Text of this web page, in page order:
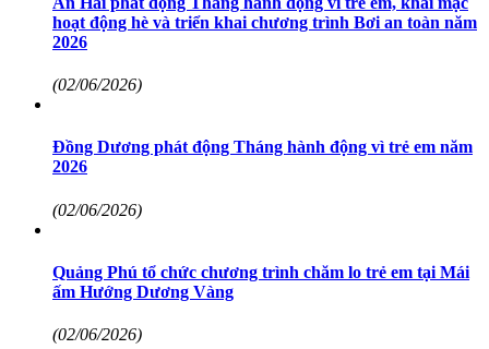
hoạt động hè và triển khai chương trình Bơi an toàn năm
2026
(02/06/2026)
Đồng Dương phát động Tháng hành động vì trẻ em năm
2026
(02/06/2026)
Quảng Phú tổ chức chương trình chăm lo trẻ em tại Mái
ấm Hướng Dương Vàng
(02/06/2026)